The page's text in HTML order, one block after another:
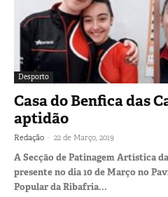
Desporto
Casa do Benfica das
aptidão
Redação - 22 de Março, 2019
A Secção de Patinagem Artística
presente no dia 10 de Março no
Popular da Ribafria...